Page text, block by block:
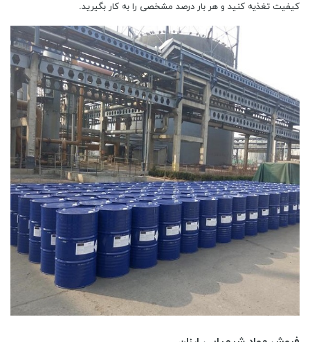
کیفیت تغذیه کنید و هر بار درصد مشخصی را به کار بگیرید.